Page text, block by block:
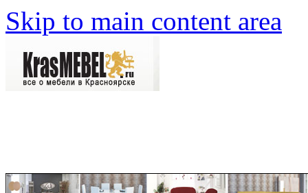
Skip to main content area